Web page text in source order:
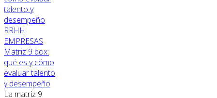
RRHH
EMPRESAS
Matriz 9 box:
qué es y cómo
evaluar talento
y desempeño
La matriz 9